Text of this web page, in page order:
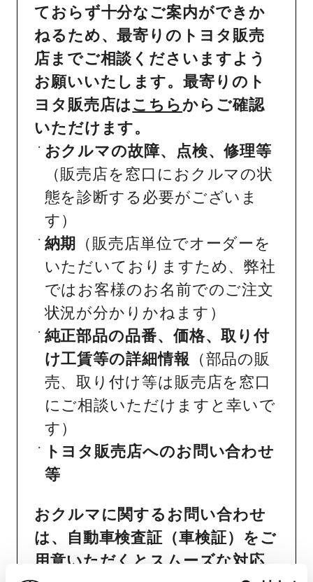
ておらず十分なご案内ができか
ねるため、最寄りのトヨタ販売
店までご相談くださいますよう
お願いいたします。最寄りのト
ヨタ販売店はこちら からご確認
いただけます。
おクルマの故障、点検、修理等
（販売店を窓口におクルマの状
態を診断する必要がございま
す）
納期
（販売店単位でオーダーを
いただいておりますため、弊社
ではお客様のお名前でのご注文
状況が分かりかねます）
純正部品の品番、価格、取り付
け工賃等の詳細情報 （部品の販
売、取り付け等は販売店を窓口
にご相談いただけますと幸いで
す）
トヨタ販売店へのお問い合わせ
等
おクルマに関するお問い合わせ
は、自動車検査証（車検証）をご
用意いただくとスムーズな対応